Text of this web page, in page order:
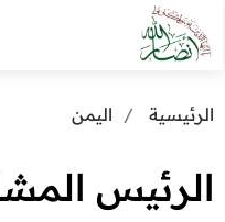
الرئيسية اليمن
الرئيس